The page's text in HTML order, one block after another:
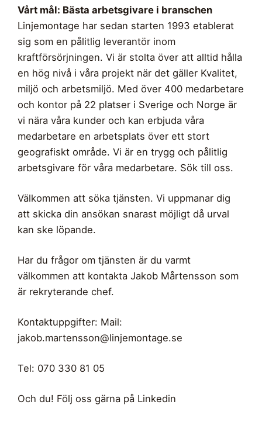
Vårt mål: Bästa arbetsgivare i branschen
Linjemontage har sedan starten 1993 etablerat
sig som en pålitlig leverantör inom
kraftförsörjningen. Vi är stolta över att alltid hålla
en hög nivå i våra projekt när det gäller Kvalitet,
miljö och arbetsmiljö. Med över 400 medarbetare
och kontor på 22 platser i Sverige och Norge är
vi nära våra kunder och kan erbjuda våra
medarbetare en arbetsplats över ett stort
geografiskt område. Vi är en trygg och pålitlig
arbetsgivare för våra medarbetare. Sök till oss.
Välkommen att söka tjänsten. Vi uppmanar dig
att skicka din ansökan snarast möjligt då urval
kan ske löpande.
Har du frågor om tjänsten är du varmt
välkommen att kontakta Jakob Mårtensson som
är rekryterande chef.
Kontaktuppgifter: Mail:
jakob.martensson@linjemontage.se
Tel: 070 330 81 05
Och du! Följ oss gärna på Linkedin